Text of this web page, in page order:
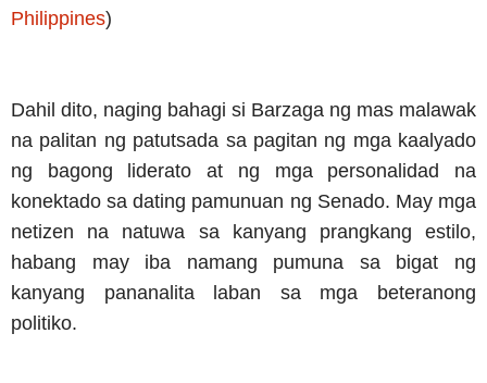
Philippines)
Dahil dito, naging bahagi si Barzaga ng mas malawak
na palitan ng patutsada sa pagitan ng mga kaalyado
ng bagong liderato at ng mga personalidad na
konektado sa dating pamunuan ng Senado. May mga
netizen na natuwa sa kanyang prangkang estilo,
habang may iba namang pumuna sa bigat ng
kanyang pananalita laban sa mga beteranong
politiko.